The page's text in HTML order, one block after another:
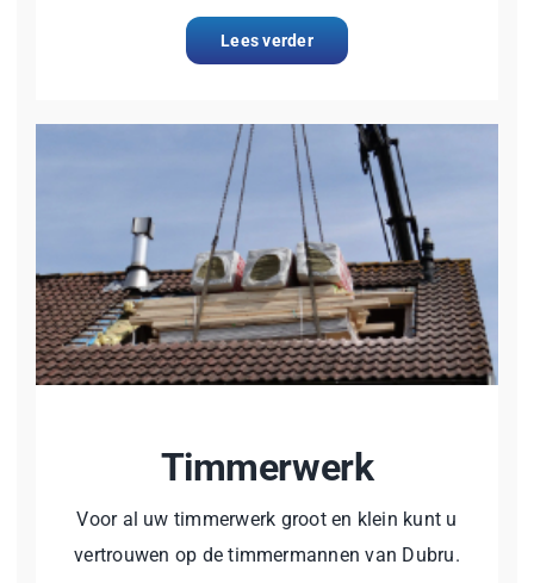
Lees verder
Timmerwerk
Voor al uw timmerwerk groot en klein kunt u
vertrouwen op de timmermannen van Dubru.